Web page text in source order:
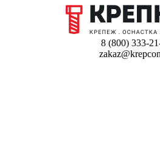
8 (800) 333-